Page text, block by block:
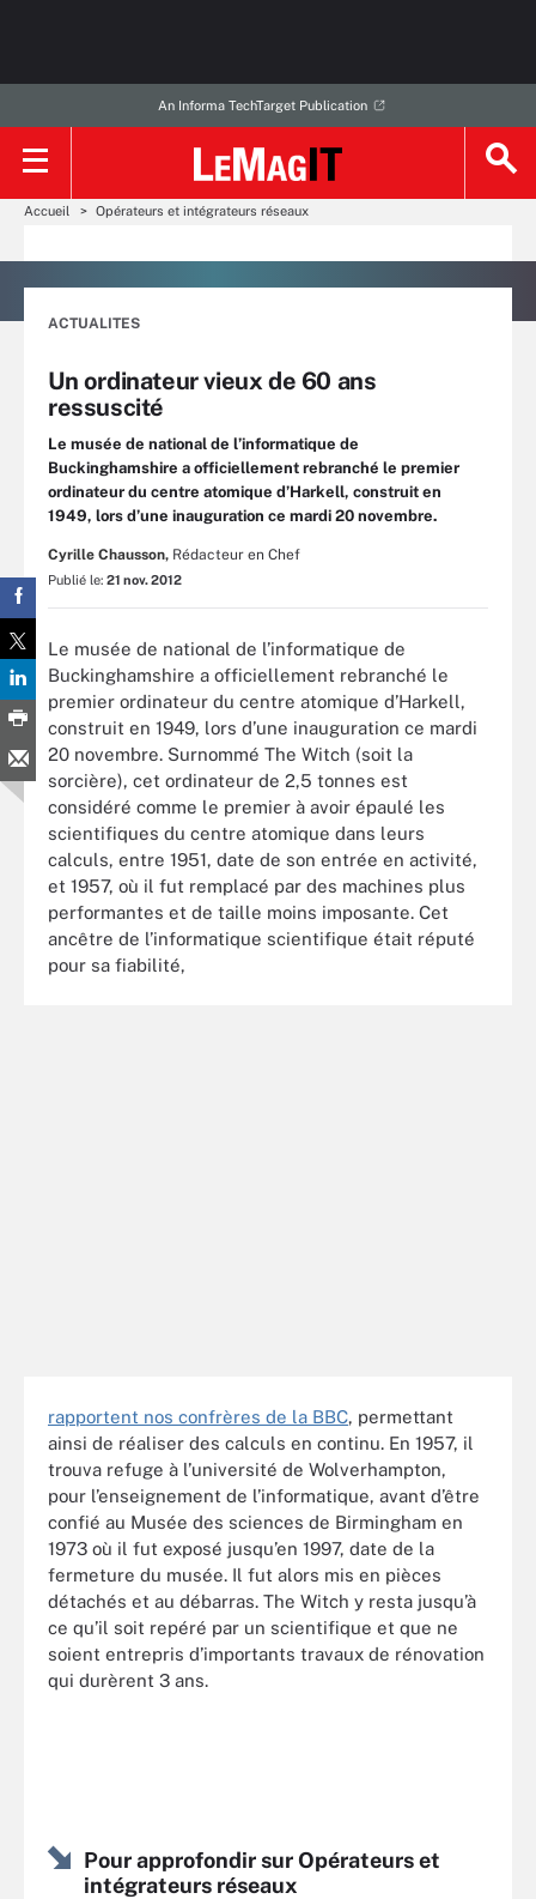
An Informa TechTarget Publication
Accueil Opérateurs et intégrateurs réseaux
ACTUALITES
Un ordinateur vieux de 60 ans
ressuscité
Le musée de national de l’informatique de
Buckinghamshire a officiellement rebranché le premier
ordinateur du centre atomique d’Harkell, construit en
1949, lors d’une inauguration ce mardi 20 novembre.
Cyrille Chausson, Rédacteur en Chef
Publié le: 21 nov. 2012
Le musée de national de l’informatique de
Buckinghamshire a officiellement rebranché le
premier ordinateur du centre atomique d’Harkell,
construit en 1949, lors d’une inauguration ce mardi
20 novembre. Surnommé The Witch (soit la
sorcière), cet ordinateur de 2,5 tonnes est
considéré comme le premier à avoir épaulé les
scientifiques du centre atomique dans leurs
calculs, entre 1951, date de son entrée en activité,
et 1957, où il fut remplacé par des machines plus
performantes et de taille moins imposante. Cet
ancêtre de l’informatique scientifique était réputé
pour sa fiabilité,
rapportent nos confrères de la BBC, permettant
ainsi de réaliser des calculs en continu. En 1957, il
trouva refuge à l’université de Wolverhampton,
pour l’enseignement de l’informatique, avant d’être
confié au Musée des sciences de Birmingham en
1973 où il fut exposé jusqu’en 1997, date de la
fermeture du musée. Il fut alors mis en pièces
détachés et au débarras. The Witch y resta jusqu’à
ce qu’il soit repéré par un scientifique et que ne
soient entrepris d’importants travaux de rénovation
qui durèrent 3 ans.
Pour approfondir sur Opérateurs et
intégrateurs réseaux